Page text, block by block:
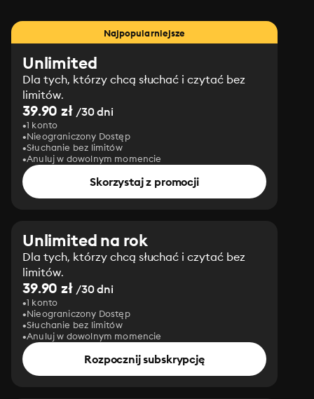
Najpopularniejsze
Unlimited
Dla tych, którzy chcą słuchać i czytać bez
limitów.
39.90 zł/30 dni
1 konto
Nieograniczony Dostęp
Słuchanie bez limitów
Anuluj w dowolnym momencie
Skorzystaj z promocji
Unlimited na rok
Dla tych, którzy chcą słuchać i czytać bez
limitów.
39.90 zł/30 dni
1 konto
Nieograniczony Dostęp
Słuchanie bez limitów
Anuluj w dowolnym momencie
Rozpocznij subskrypcję